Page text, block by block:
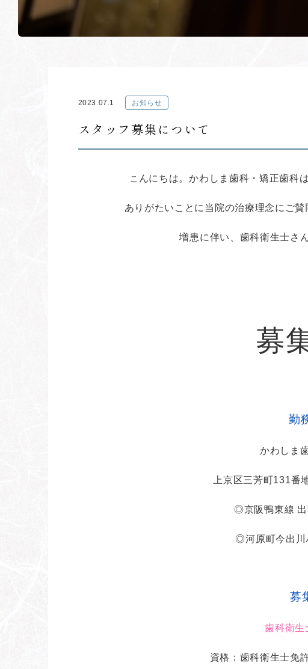
2023.07.1 お知らせ
スタッフ募集について
こ んにちは。かわしま歯科・矯正歯科
ありがたいことに当院の治療理念にご
増患に伴い、歯科衛生士さ
募
勤
かわしま
上京区三芳町131番
◎京阪鴨東線 出
◎河原町今出川
募
歯科衛生
資格：歯科衛生士免